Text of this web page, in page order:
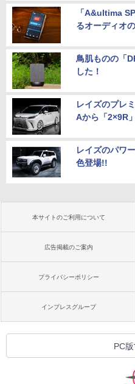
「A&ultima
るオーディオ
鳥肌ものの「
した！
レイズのプレ
Aから「2×9R
レイズのパワ
色登場!!
本サイトのご利用について
広告掲載のご案内
プライバシーポリシー
インプレスグループ
PC